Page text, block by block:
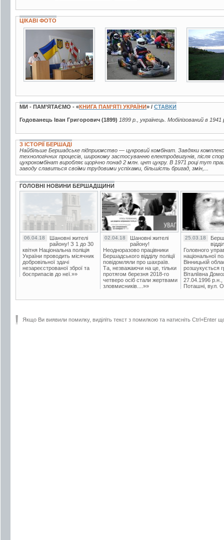
ЦІКАВІ ФОТО
3 фото 3 фото 11 фото
МИ - ПАМ’ЯТАЄМО - «КНИГА ПАМ’ЯТІ УКРАЇНИ» / СТАВКИ
Годованець Іван Григорович (1899) 1899 р., українець. Мобілізований в
З ІСТОРІЇ БЕРШАДІ
Найбільше Бершадське підприємство — цукровий комбінат. Завдяки
технологічних процесів, широкому застосуванню електродвигунів, після
цукрокомбінат виробляє щорічно понад 2 млн. цнт цукру. В 1971 році тут
заводу славиться своїми трудовими успіхами, більшість бригад, змін,...
ГОЛОВНІ НОВИНИ БЕРШАДЩИНИ
06.04.18
Шановні жителі
району! З 1 до 30
квітня Національна поліція
України проводить місячник
добровільної здачі
незареєстрованої зброї та
боєприпасів до неї.»»
02.04.18
Шановні жителі
району!
Неодноразово працівники
Бершадського відділу поліції
повідомляли про шахраїв.
Та, незважаючи на це, тільки
протягом березня 2018-го
четверо осіб стали жертвами
зловмисників....»»
25.03.18
Головного
національної
Вінницькій
розшукується
Віталіївна
27.04.1996 р.н.,
Поташні, вул.
Якщо Ви виявили помилку, виділіть текст з помилкою та натисніть Ctrl+Enter